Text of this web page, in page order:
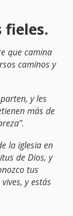
fieles.
que camina
caminos y
y les
más de
la iglesia en
de Dios, y
tus
y estás